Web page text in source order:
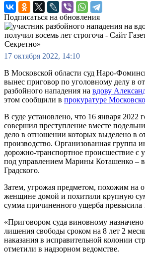
Подписаться на обновления
17 октября 2022, 14:10
В Московской области суд Наро-
вынес приговор по уголовному делу в
разбойного нападения на вдову
этом сообщили в прокуратуре
В суде установлено, что 16 января 2022
совершил преступление вместе
дело в отношении которых выделено в
производство. Организованная группа
дорожно-транспортное происшествие с
под управлением Марины Коташенко –
Градского.
Затем, угрожая предметом, похожим на
женщине домой и похитили крупную
сумма причиненного ущерба превысила
«Приговором суда виновному назначено
лишения свободы сроком на 8 лет 2
наказания в исправительной колонии
отметили в надзорном ведомстве.